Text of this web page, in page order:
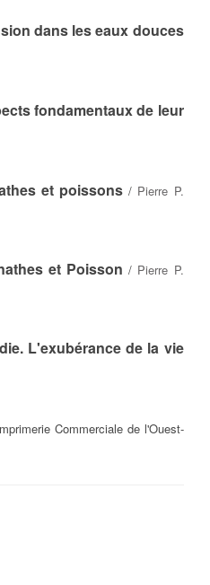
dans les eaux douces
fondamentaux de leur
et poissons / Pierre P.
et Poisson / Pierre P.
L'exubérance de la vie
Commerciale de l'Ouest-